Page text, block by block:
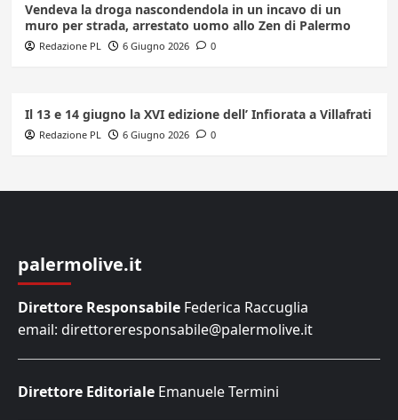
Vendeva la droga nascondendola in un incavo di un
muro per strada, arrestato uomo allo Zen di Palermo
Redazione PL 6 Giugno 2026 0
Il 13 e 14 giugno la XVI edizione dell’ Infiorata a Villafrati
Redazione PL 6 Giugno 2026 0
palermolive.it
Direttore Responsabile Federica Raccuglia
email: direttoreresponsabile@palermolive.it
Direttore Editoriale Emanuele Termini